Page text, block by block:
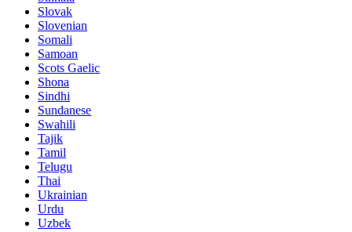
Slovak
Slovenian
Somali
Samoan
Scots Gaelic
Shona
Sindhi
Sundanese
Swahili
Tajik
Tamil
Telugu
Thai
Ukrainian
Urdu
Uzbek